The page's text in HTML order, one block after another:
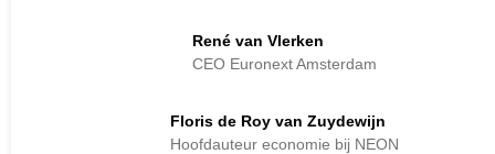
René van Vlerken
CEO Euronext Amsterdam
Floris de Roy van Zuydewijn
Hoofdauteur economie bij NEON